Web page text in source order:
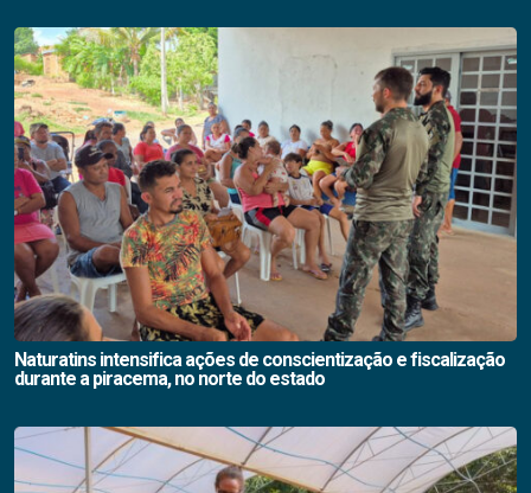
Naturatins intensifica ações de conscientização e fiscalização
durante a piracema, no norte do estado